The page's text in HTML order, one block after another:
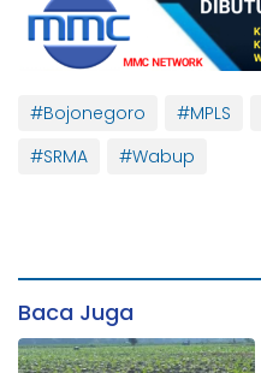
#Bojonegoro #MPLS
#SRMA
#Wabup
Baca Juga